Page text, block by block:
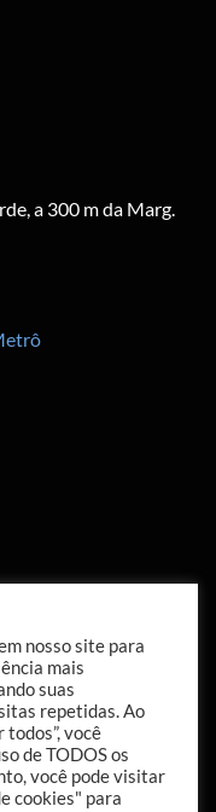
a 300 m da Marg.
às 19h
nosso site para
mais
suas
repetidas. Ao
todos”, você
de TODOS os
você pode visitar
cookies" para